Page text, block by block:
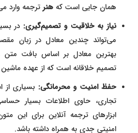
همان جایی است که هنرترجمه وارد
نیاز به خلاقیت و تصمیم‌گیری: در
می‌تواند چندین معادل در زبان
بهترین معادل بر اساس بافت
تصمیم خلاقانه است که از عهده
حفظ امنیت و محرمانگی: بسیاری از
تجاری، حاوی اطلاعات بسیار
ابزارهای ترجمه آنلاین برای این
امنیتی جدی به همراه داشته باشد.